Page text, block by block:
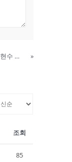
20231001 주일설교ㅣ "이보다 더 큰 기적은 없다"(갈 4:4-5) ㅣ김현수 목사ㅣ숭실교회 »
조회
85